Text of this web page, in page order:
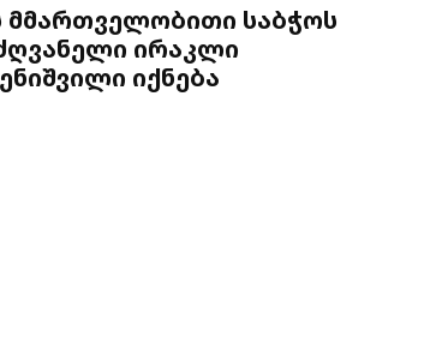
მმართველობითი საბჭოს
ირაკლი
იქნება